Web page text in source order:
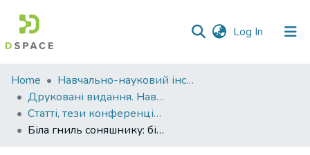
Log In (current)
Communities
&
Collections
Home
Навчально-науковий інститут агротехнологій, селекції та екології
Друковані видання. Навчально-науковий інститут агротехнологій, селекції та екології
Статті, тези конференцій. Навчально-науковий інститут агротехнологій, селекції та екології
Біла гниль соняшнику: біологічні особливості та сучасні підходи до контролю